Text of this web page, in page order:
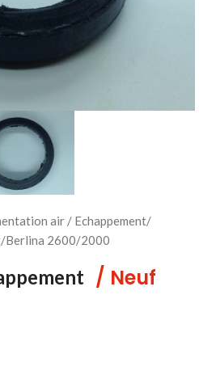
air / Echappement/
Berlina 2600/2000
/ Neuf